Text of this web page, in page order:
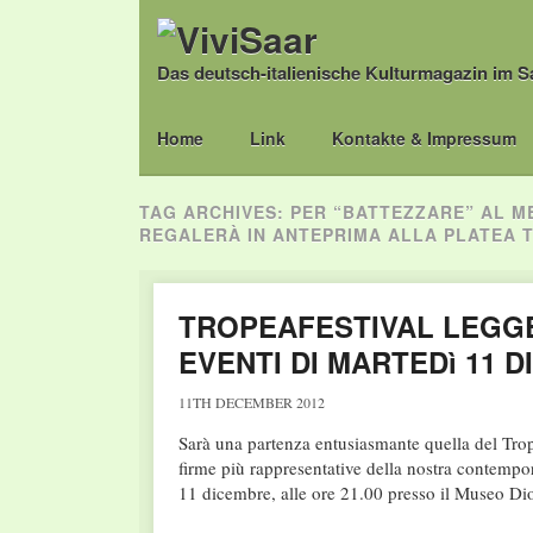
Das deutsch-italienische Kulturmagazin im
Main menu
Skip
Home Link Kontakte & Impressum
TAG ARCHIVES: PER “BATTEZZARE” AL
REGALERÀ IN ANTEPRIMA ALLA PLATEA
TROPEAFESTIVAL
EVENTI DI MARTEDì 11
11TH DECEMBER 2012
Sarà una partenza entusiasmante quella del
firme più rappresentative della nostra
11 dicembre, alle ore 21.00 presso il Museo